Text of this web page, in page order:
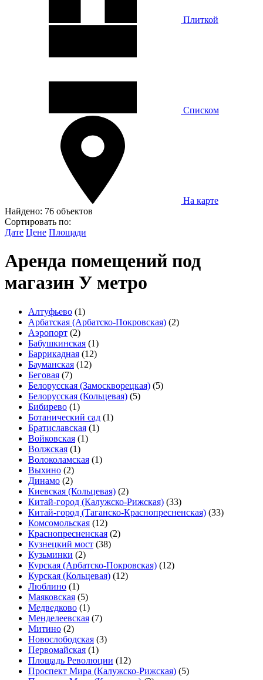
Плиткой
Списком
На карте
Найдено: 76 объектов
Сортировать по:
Дате Цене Площади
Аренда помещений под
магазин У метро
Алтуфьево (1)
Арбатская (Арбатско-Покровская) (2)
Аэропорт (2)
Бабушкинская (1)
Баррикадная (12)
Бауманская (12)
Беговая (7)
Белорусская (Замоскворецкая) (5)
Белорусская (Кольцевая) (5)
Бибирево (1)
Ботанический сад (1)
Братиславская (1)
Войковская (1)
Волжская (1)
Волоколамская (1)
Выхино (2)
Динамо (2)
Киевская (Кольцевая) (2)
Китай-город (Калужско-Рижская) (33)
Китай-город (Таганско-Краснопресненская) (33)
Комсомольская (12)
Краснопресненская (2)
Кузнецкий мост (38)
Кузьминки (2)
Курская (Арбатско-Покровская) (12)
Курская (Кольцевая) (12)
Люблино (1)
Маяковская (5)
Медведково (1)
Менделеевская (7)
Митино (2)
Новослободская (3)
Первомайская (1)
Площадь Революции (12)
Проспект Мира (Калужско-Рижская) (5)